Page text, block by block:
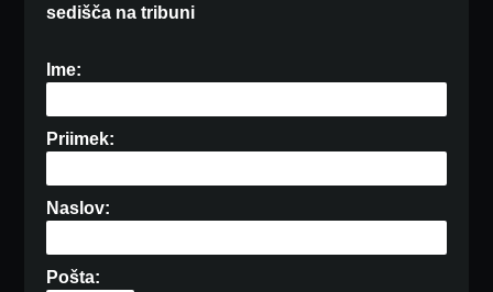
sedišča na tribuni
Ime:
Priimek:
Naslov:
Pošta: